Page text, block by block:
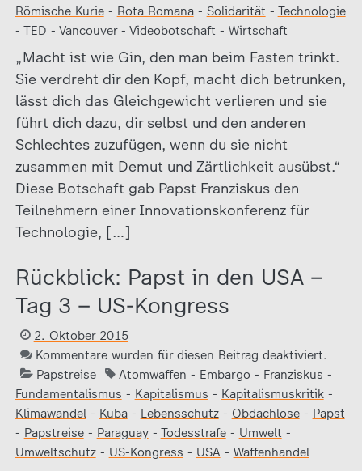
Römische Kurie- Rota Romana- Solidarität - Technologie
- TED - Vancouver- Videobotschaft - Wirtschaft
„Macht ist wie Gin, den man beim Fasten trinkt.
Sie verdreht dir den Kopf, macht dich betrunken,
lässt dich das Gleichgewicht verlieren und sie
führt dich dazu, dir selbst und den anderen
Schlechtes zuzufügen, wenn du sie nicht
zusammen mit Demut und Zärtlichkeit ausübst.“
Diese Botschaft gab Papst Franziskus den
Teilnehmern einer Innovationskonferenz für
Technologie, […]
Rückblick: Papst in den USA –
Tag 3 – US-Kongress
2. Oktober 2015
Kommentare wurden für diesen Beitrag deaktiviert.
Papstreise
Atomwaffen - Embargo - Franziskus -
Fundamentalismus - Kapitalismus - Kapitalismuskritik-
Klimawandel- Kuba- Lebensschutz- Obdachlose- Papst
- Papstreise- Paraguay- Todesstrafe- Umwelt -
Umweltschutz- US-Kongress - USA- Waffenhandel